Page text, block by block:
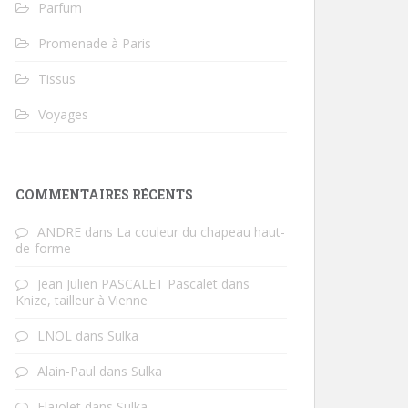
Parfum
Promenade à Paris
Tissus
Voyages
COMMENTAIRES RÉCENTS
ANDRE dans La couleur du chapeau haut-
de-forme
Jean Julien PASCALET Pascalet dans
Knize, tailleur à Vienne
LNOL dans Sulka
Alain-Paul dans Sulka